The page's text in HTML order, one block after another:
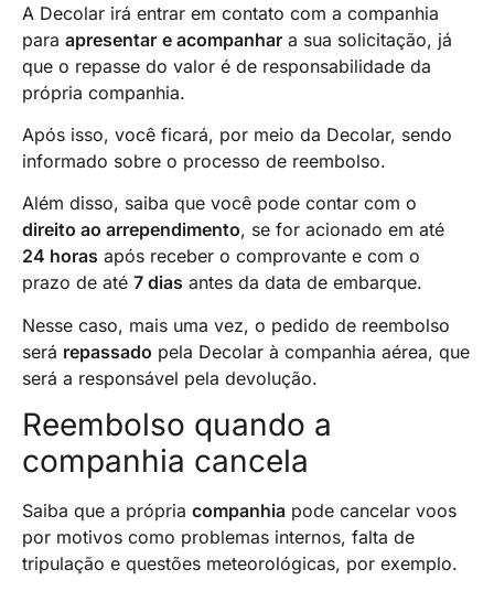
A Decolar irá entrar em contato com a companhia
para apresentar e acompanhar a sua solicitação, já
que o repasse do valor é de responsabilidade da
própria companhia.
Após isso, você ficará, por meio da Decolar, sendo
informado sobre o processo de reembolso.
Além disso, saiba que você pode contar com o
direito ao arrependimento, se for acionado em até
24 horas após receber o comprovante e com o
prazo de até 7 dias antes da data de embarque.
Nesse caso, mais uma vez, o pedido de reembolso
será repassado pela Decolar à companhia aérea, que
será a responsável pela devolução.
Reembolso quando a
companhia cancela
Saiba que a própria companhia pode cancelar voos
por motivos como problemas internos, falta de
tripulação e questões meteorológicas, por exemplo.